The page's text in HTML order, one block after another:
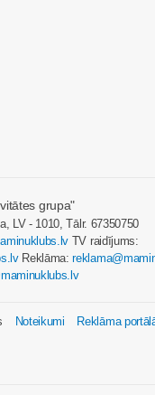
grupa"
LV - 1010, Tālr. 67350750
TV raidījums:
Reklāma:
Noteikumi Reklāma